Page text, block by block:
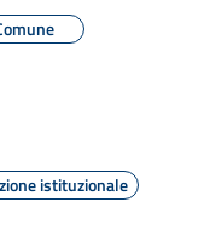
istituzionale